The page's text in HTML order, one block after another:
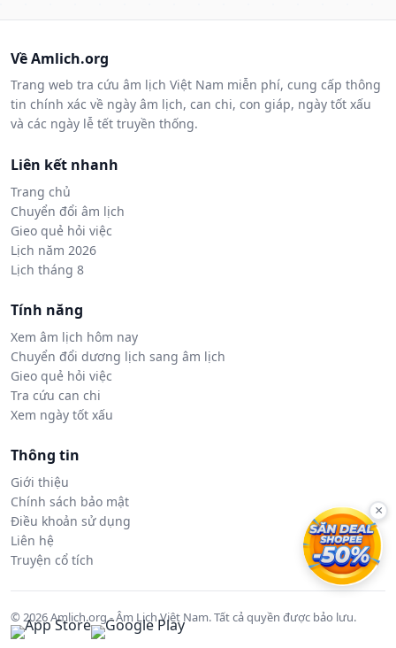
Về Amlich.org
Trang web tra cứu âm lịch Việt Nam miễn phí, cung cấp thông
tin chính xác về ngày âm lịch, can chi, con giáp, ngày tốt xấu
và các ngày lễ tết truyền thống.
Liên kết nhanh
Trang chủ
Chuyển đổi âm lịch
Gieo quẻ hỏi việc
Lịch năm 2026
Lịch tháng 8
Tính năng
Xem âm lịch hôm nay
Chuyển đổi dương lịch sang âm lịch
Gieo quẻ hỏi việc
Tra cứu can chi
Xem ngày tốt xấu
Thông tin
Giới thiệu
Chính sách bảo mật
Điều khoản sử dụng
Liên hệ
Truyện cổ tích
© 2026 Amlich.org - Âm Lịch Việt Nam. Tất cả quyền được bảo lưu.
×